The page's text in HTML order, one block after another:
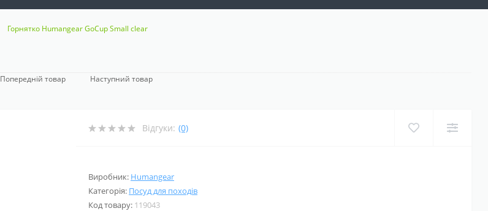
Горнятко Humangear GoCup Small clear
Попередній товар Наступний товар
Відгуки: (0)
Виробник: Humangear
Категорія: Посуд для походів
Код товару: 119043